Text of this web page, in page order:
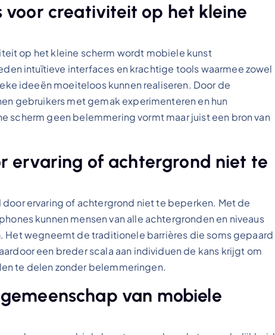
voor creativiteit op het kleine
op het kleine scherm wordt mobiele kunst
intuïtieve interfaces en krachtige tools waarmee zowel
ideeën moeiteloos kunnen realiseren. Door de
gebruikers met gemak experimenteren en hun
scherm geen belemmering vormt maar juist een bron van
ervaring of achtergrond niet te
ervaring of achtergrond niet te beperken. Met de
kunnen mensen van alle achtergronden en niveaus
Het wegneemt de traditionele barrières die soms gepaard
een breder scala aan individuen de kans krijgt om
te delen zonder belemmeringen.
van mobiele